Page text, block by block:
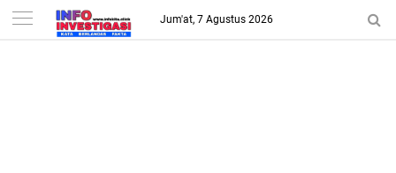
-->
Jum'at, 7 Agustus 2026